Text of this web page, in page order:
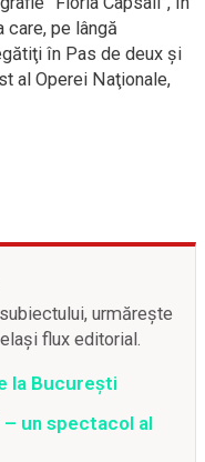
pe lângă
în Pas de deux şi
al Operei Naţionale,
urmărește
flux editorial.
la București
– un spectacol al